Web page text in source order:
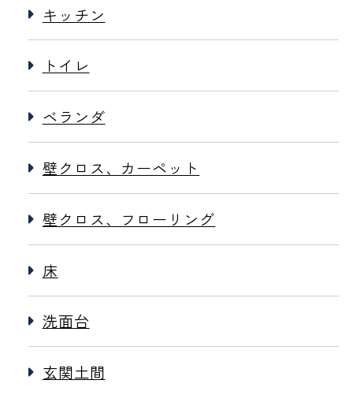
キッチン
トイレ
ベランダ
壁クロス、カーペット
壁クロス、フローリング
床
洗面台
玄関土間